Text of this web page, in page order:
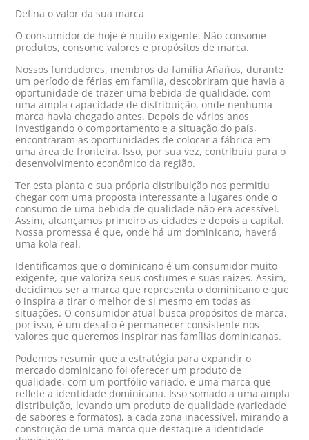
Defina o valor da sua marca
O consumidor de hoje é muito exigente. Não consome
produtos, consome valores e propósitos de marca.
Nossos fundadores, membros da família Añaños, durante
um período de férias em família, descobriram que havia a
oportunidade de trazer uma bebida de qualidade, com
uma ampla capacidade de distribuição, onde nenhuma
marca havia chegado antes. Depois de vários anos
investigando o comportamento e a situação do país,
encontraram as oportunidades de colocar a fábrica em
uma área de fronteira. Isso, por sua vez, contribuiu para o
desenvolvimento econômico da região.
Ter esta planta e sua própria distribuição nos permitiu
chegar com uma proposta interessante a lugares onde o
consumo de uma bebida de qualidade não era acessível.
Assim, alcançamos primeiro as cidades e depois a capital.
Nossa promessa é que, onde há um dominicano, haverá
uma kola real.
Identificamos que o dominicano é um consumidor muito
exigente, que valoriza seus costumes e suas raízes. Assim,
decidimos ser a marca que representa o dominicano e que
o inspira a tirar o melhor de si mesmo em todas as
situações. O consumidor atual busca propósitos de marca,
por isso, é um desafio é permanecer consistente nos
valores que queremos inspirar nas famílias dominicanas.
Podemos resumir que a estratégia para expandir o
mercado dominicano foi oferecer um produto de
qualidade, com um portfólio variado, e uma marca que
reflete a identidade dominicana. Isso somado a uma ampla
distribuição, levando um produto de qualidade (variedade
de sabores e formatos), a cada zona inacessível, mirando a
construção de uma marca que destaque a identidade